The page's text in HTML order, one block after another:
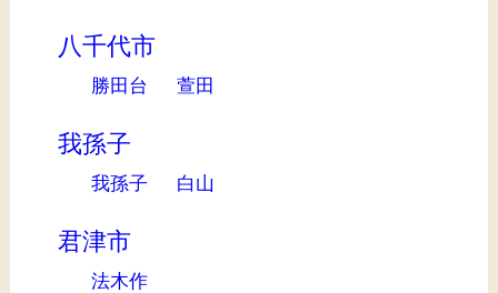
八千代市
勝田台 萱田
我孫子
我孫子 白山
君津市
法木作